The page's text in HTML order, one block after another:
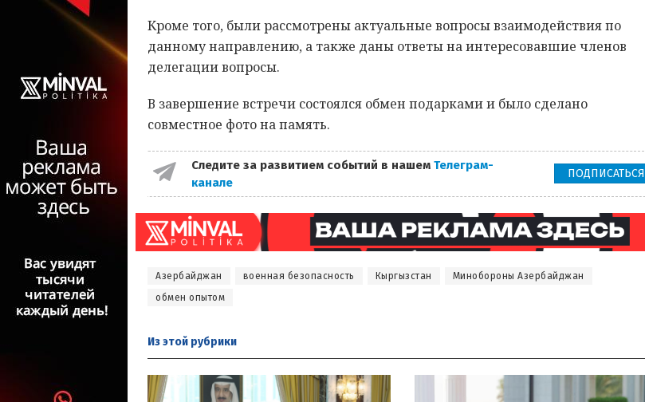
Кроме того, были рассмотрены актуальные вопросы взаимодействия по
данному направлению, а также даны ответы на интересовавшие членов
делегации вопросы.
В завершение встречи состоялся обмен подарками и было сделано
совместное фото на память.
Следите за развитием событий в нашем Телеграм-
канале
ПОДПИСАТЬСЯ
Азербайджан военная безопасность Кыргызстан
Минобороны Азербайджан
обмен опытом
Из этой рубрики